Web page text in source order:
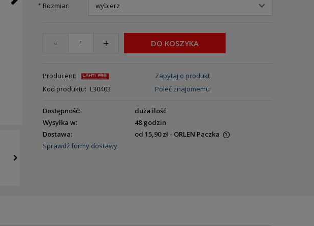
* Rozmiar:
- + DO KOSZYKA
Producent:
Kod produktu: L30403
Zapytaj o produkt
Poleć znajomemu
Dostępność:
duża ilość
Wysyłka w:
48 godzin
Dostawa:
od 15,90 zł - ORLEN Paczka
Sprawdź formy dostawy